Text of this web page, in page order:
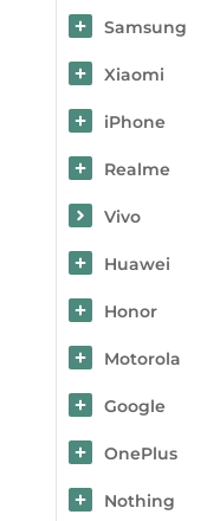
Samsung
Xiaomi
iPhone
Realme
Vivo
Huawei
Honor
Motorola
Google
OnePlus
Nothing